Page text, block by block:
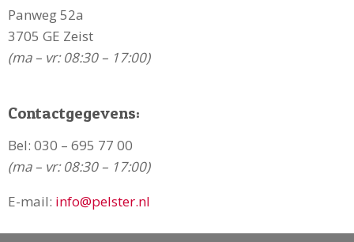
Panweg 52a
3705 GE Zeist
(ma – vr: 08:30 – 17:00)
Contactgegevens:
Bel: 030 – 695 77 00
(ma – vr: 08:30 – 17:00)
E-mail: info@pelster.nl